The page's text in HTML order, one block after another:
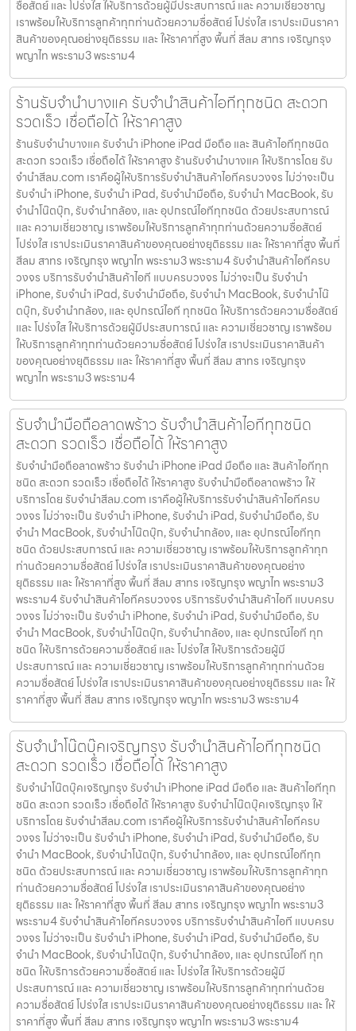
ซื่อสัตย์ และ โปร่งใส ให้บริการด้วยผู้มีประสบการณ์ และ ความเชี่ยวชาญ
เราพร้อมให้บริการลูกค้าทุกท่านด้วยความซื่อสัตย์ โปร่งใส เราประเมินราคา
สินค้าของคุณอย่างยุติธรรม และ ให้ราคาที่สูง พื้นที่ สีลม สาทร เจริญกรุง
พญาไท พระราม3 พระราม4
ร้านรับจำนำบางแค รับจำนำสินค้าไอทีทุกชนิด สะดวก
รวดเร็ว เชื่อถือได้ ให้ราคาสูง
ร้านรับจำนำบางแค รับจำนำ iPhone iPad มือถือ และ สินค้าไอทีทุกชนิด
สะดวก รวดเร็ว เชื่อถือได้ ให้ราคาสูง ร้านรับจำนำบางแค ให้บริการโดย รับ
จํานําสีลม.com เราคือผู้ให้บริการรับจำนำสินค้าไอทีครบวงจร ไม่ว่าจะเป็น
รับจำนำ iPhone, รับจำนำ iPad, รับจำนำมือถือ, รับจำนำ MacBook, รับ
จำนำโน๊ตบุ๊ก, รับจำนำกล้อง, และ อุปกรณ์ไอทีทุกชนิด ด้วยประสบการณ์
และ ความเชี่ยวชาญ เราพร้อมให้บริการลูกค้าทุกท่านด้วยความซื่อสัตย์
โปร่งใส เราประเมินราคาสินค้าของคุณอย่างยุติธรรม และ ให้ราคาที่สูง พื้นที่
สีลม สาทร เจริญกรุง พญาไท พระราม3 พระราม4 รับจำนำสินค้าไอทีครบ
วงจร บริการรับจำนำสินค้าไอที แบบครบวงจร ไม่ว่าจะเป็น รับจำนำ
iPhone, รับจำนำ iPad, รับจำนำมือถือ, รับจำนำ MacBook, รับจำนำโน๊
ตบุ๊ก, รับจำนำกล้อง, และ อุปกรณ์ไอที ทุกชนิด ให้บริการด้วยความซื่อสัตย์
และ โปร่งใส ให้บริการด้วยผู้มีประสบการณ์ และ ความเชี่ยวชาญ เราพร้อม
ให้บริการลูกค้าทุกท่านด้วยความซื่อสัตย์ โปร่งใส เราประเมินราคาสินค้า
ของคุณอย่างยุติธรรม และ ให้ราคาที่สูง พื้นที่ สีลม สาทร เจริญกรุง
พญาไท พระราม3 พระราม4
รับจำนำมือถือลาดพร้าว รับจำนำสินค้าไอทีทุกชนิด
สะดวก รวดเร็ว เชื่อถือได้ ให้ราคาสูง
รับจำนำมือถือลาดพร้าว รับจำนำ iPhone iPad มือถือ และ สินค้าไอทีทุก
ชนิด สะดวก รวดเร็ว เชื่อถือได้ ให้ราคาสูง รับจำนำมือถือลาดพร้าว ให้
บริการโดย รับจํานําสีลม.com เราคือผู้ให้บริการรับจำนำสินค้าไอทีครบ
วงจร ไม่ว่าจะเป็น รับจำนำ iPhone, รับจำนำ iPad, รับจำนำมือถือ, รับ
จำนำ MacBook, รับจำนำโน๊ตบุ๊ก, รับจำนำกล้อง, และ อุปกรณ์ไอทีทุก
ชนิด ด้วยประสบการณ์ และ ความเชี่ยวชาญ เราพร้อมให้บริการลูกค้าทุก
ท่านด้วยความซื่อสัตย์ โปร่งใส เราประเมินราคาสินค้าของคุณอย่าง
ยุติธรรม และ ให้ราคาที่สูง พื้นที่ สีลม สาทร เจริญกรุง พญาไท พระราม3
พระราม4 รับจำนำสินค้าไอทีครบวงจร บริการรับจำนำสินค้าไอที แบบครบ
วงจร ไม่ว่าจะเป็น รับจำนำ iPhone, รับจำนำ iPad, รับจำนำมือถือ, รับ
จำนำ MacBook, รับจำนำโน๊ตบุ๊ก, รับจำนำกล้อง, และ อุปกรณ์ไอที ทุก
ชนิด ให้บริการด้วยความซื่อสัตย์ และ โปร่งใส ให้บริการด้วยผู้มี
ประสบการณ์ และ ความเชี่ยวชาญ เราพร้อมให้บริการลูกค้าทุกท่านด้วย
ความซื่อสัตย์ โปร่งใส เราประเมินราคาสินค้าของคุณอย่างยุติธรรม และ ให้
ราคาที่สูง พื้นที่ สีลม สาทร เจริญกรุง พญาไท พระราม3 พระราม4
รับจำนำโน๊ตบุ๊คเจริญกรุง รับจำนำสินค้าไอทีทุกชนิด
สะดวก รวดเร็ว เชื่อถือได้ ให้ราคาสูง
รับจำนำโน๊ตบุ๊คเจริญกรุง รับจำนำ iPhone iPad มือถือ และ สินค้าไอทีทุก
ชนิด สะดวก รวดเร็ว เชื่อถือได้ ให้ราคาสูง รับจำนำโน๊ตบุ๊คเจริญกรุง ให้
บริการโดย รับจํานําสีลม.com เราคือผู้ให้บริการรับจำนำสินค้าไอทีครบ
วงจร ไม่ว่าจะเป็น รับจำนำ iPhone, รับจำนำ iPad, รับจำนำมือถือ, รับ
จำนำ MacBook, รับจำนำโน้ตบุ๊ก, รับจำนำกล้อง, และ อุปกรณ์ไอทีทุก
ชนิด ด้วยประสบการณ์ และ ความเชี่ยวชาญ เราพร้อมให้บริการลูกค้าทุก
ท่านด้วยความซื่อสัตย์ โปร่งใส เราประเมินราคาสินค้าของคุณอย่าง
ยุติธรรม และ ให้ราคาที่สูง พื้นที่ สีลม สาทร เจริญกรุง พญาไท พระราม3
พระราม4 รับจำนำสินค้าไอทีครบวงจร บริการรับจำนำสินค้าไอที แบบครบ
วงจร ไม่ว่าจะเป็น รับจำนำ iPhone, รับจำนำ iPad, รับจำนำมือถือ, รับ
จำนำ MacBook, รับจำนำโน้ตบุ๊ก, รับจำนำกล้อง, และ อุปกรณ์ไอที ทุก
ชนิด ให้บริการด้วยความซื่อสัตย์ และ โปร่งใส ให้บริการด้วยผู้มี
ประสบการณ์ และ ความเชี่ยวชาญ เราพร้อมให้บริการลูกค้าทุกท่านด้วย
ความซื่อสัตย์ โปร่งใส เราประเมินราคาสินค้าของคุณอย่างยุติธรรม และ ให้
ราคาที่สูง พื้นที่ สีลม สาทร เจริญกรุง พญาไท พระราม3 พระราม4